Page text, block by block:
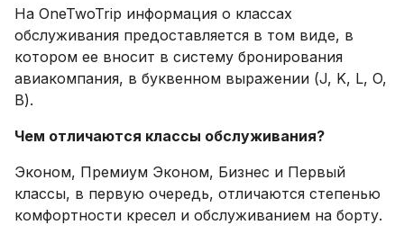
На OneTwoTrip информация о классах
обслуживания предоставляется в том виде, в
котором ее вносит в систему бронирования
авиакомпания, в буквенном выражении (J, K, L, O,
B).
Чем отличаются классы обслуживания?
Эконом, Премиум Эконом, Бизнес и Первый
классы, в первую очередь, отличаются степенью
комфортности кресел и обслуживанием на борту.